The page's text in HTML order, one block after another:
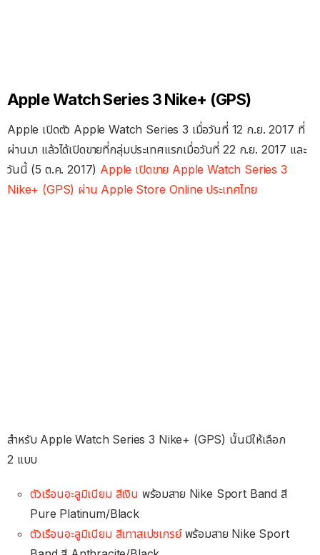
Apple Watch Series 3 Nike+ (GPS)
Apple เปิดตัว Apple Watch Series 3 เมื่อวันที่ 12 ก.ย. 2017 ที่
ผ่านมา แล้วได้เปิดขายที่กลุ่มประเทศแรกเมื่อวันที่ 22 ก.ย. 2017 และ
วันนี้ (5 ต.ค. 2017) Apple เปิดขาย Apple Watch Series 3
Nike+ (GPS) ผ่าน Apple Store Online ประเทศไทย
สำหรับ Apple Watch Series 3 Nike+ (GPS) นั้นมีให้เลือก
2 แบบ
ตัวเรือนอะลูมิเนียม สีเงิน พร้อมสาย Nike Sport Band สี
Pure Platinum/Black
ตัวเรือนอะลูมิเนียม สีเทาสเปซเกรย์พร้อมสาย Nike Sport